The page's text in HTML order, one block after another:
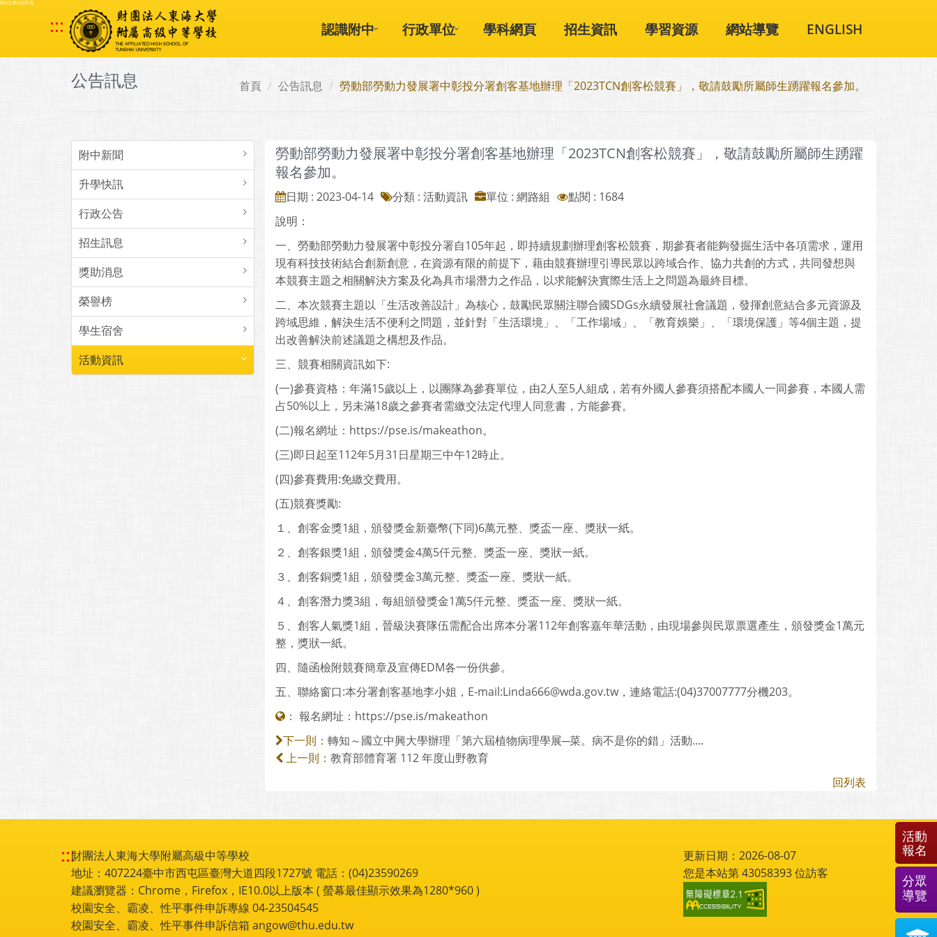
跳到主要內容區塊
::: 認識附中 行政單位 學科網頁 招生資訊 學習資源 網站導覽 ENGLISH
公告訊息 首頁 公告訊息 勞動部勞動力發展署中彰投分署創客基地辦理「2023TCN創客松競賽」，敬請鼓勵所屬師生踴躍報名參加。
附中新聞
升學快訊
行政公告
招生訊息
獎助消息
榮譽榜
學生宿舍
活動資訊
勞動部勞動力發展署中彰投分署創客基地辦理「2023TCN創客松競賽」，敬請鼓勵所屬師生踴躍
報名參加。
日期 : 2023-04-14 分類 : 活動資訊 單位 : 網路組
點閱 : 1684
說明：
一、勞動部勞動力發展署中彰投分署自105年起，即持續規劃辦理創客松競賽，期參賽者能夠發掘生活中各項需求，運用
現有科技技術結合創新創意，在資源有限的前提下，藉由競賽辦理引導民眾以跨域合作、協力共創的方式，共同發想與
本競賽主題之相關解決方案及化為具市場潛力之作品，以求能解決實際生活上之問題為最終目標。
二、本次競賽主題以「生活改善設計」為核心，鼓勵民眾關注聯合國SDGs永續發展社會議題，發揮創意結合多元資源及
跨域思維，解決生活不便利之問題，並針對「生活環境」、「工作場域」、「教育娛樂」、「環境保護」等4個主題，提
出改善解決前述議題之構想及作品。
三、競賽相關資訊如下:
(一)參賽資格：年滿15歲以上，以團隊為參賽單位，由2人至5人組成，若有外國人參賽須搭配本國人一同參賽，本國人需
占50%以上，另未滿18歲之參賽者需繳交法定代理人同意書，方能參賽。
(二)報名網址：https://pse.is/makeathon。
(三)即日起至112年5月31日星期三中午12時止。
(四)參賽費用:免繳交費用。
(五)競賽獎勵:
１、創客金獎1組，頒發獎金新臺幣(下同)6萬元整、獎盃一座、獎狀一紙。
２、創客銀獎1組，頒發獎金4萬5仟元整、獎盃一座、獎狀一紙。
３、創客銅獎1組，頒發獎金3萬元整、獎盃一座、獎狀一紙。
４、創客潛力獎3組，每組頒發獎金1萬5仟元整、獎盃一座、獎狀一紙。
５、創客人氣獎1組，晉級決賽隊伍需配合出席本分署112年創客嘉年華活動，由現場參與民眾票選產生，頒發獎金1萬元
整，獎狀一紙。
四、隨函檢附競賽簡章及宣傳EDM各一份供參。
五、聯絡窗口:本分署創客基地李小姐，E-mail:Linda666@wda.gov.tw，連絡電話:(04)37007777分機203。
： 報名網址：https://pse.is/makeathon
下一則： 轉知～國立中興大學辦理「第六屆植物病理學展─菜。病不是你的錯」活動....
上一則： 教育部體育署 112 年度山野教育
回列表
:::財團法人東海大學附屬高級中等學校
地址：407224臺中市西屯區臺灣大道四段1727號 電話：(04)23590269
建議瀏覽器：Chrome，Firefox，IE10.0以上版本 ( 螢幕最佳顯示效果為1280*960 )
校園安全、霸凌、性平事件申訴專線 04-23504545
校園安全、霸凌、性平事件申訴信箱 angow@thu.edu.tw
更新日期：2026-08-07
您是本站第43058393位訪客
活動
報名
分眾
導覽